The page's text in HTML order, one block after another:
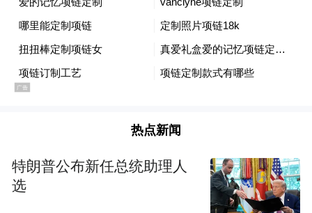
九丰能源接受110家机构调研，知名机构盘京
投资等多家机构参与。九丰能源是一家以燃
气生产和供应为主的中外合资上市企业，并
于2021年5月25日在上海证券交易所上市，主
及二甲醚等产品的采购、销售与生产，服务
热点新闻
特朗普公布新任总统助理人
选